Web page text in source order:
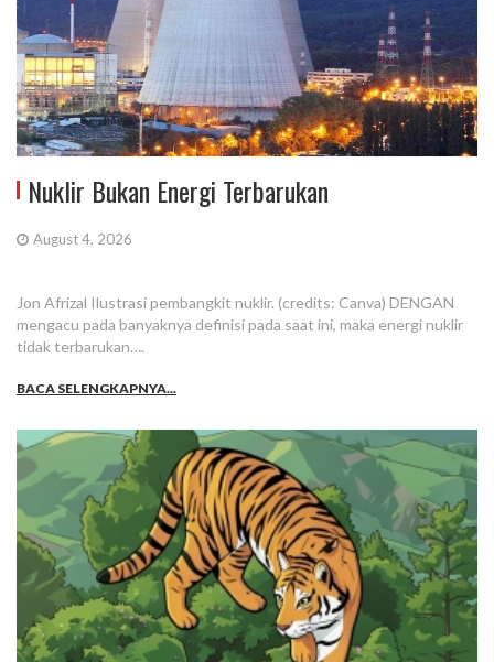
Nuklir Bukan Energi Terbarukan
August 4, 2026
Jon Afrizal Ilustrasi pembangkit nuklir. (credits: Canva) DENGAN
mengacu pada banyaknya definisi pada saat ini, maka energi nuklir
tidak terbarukan….
BACA SELENGKAPNYA...